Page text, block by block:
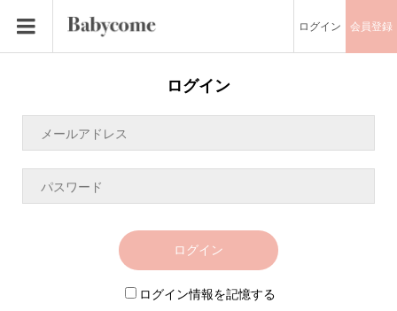
ログイン 会員登録
ログイン
ログイン
ログイン情報を記憶する